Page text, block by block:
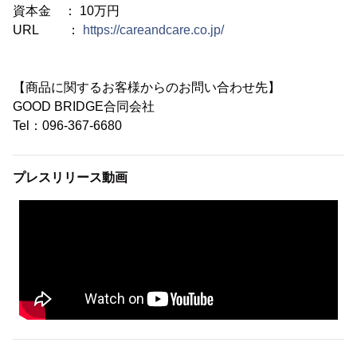
資本金 ： 10万円
URL ：
https://careandcare.co.jp/
【商品に関するお客様からのお問い合わせ先】
GOOD BRIDGE合同会社
Tel：096-367-6680
プレスリリース動画